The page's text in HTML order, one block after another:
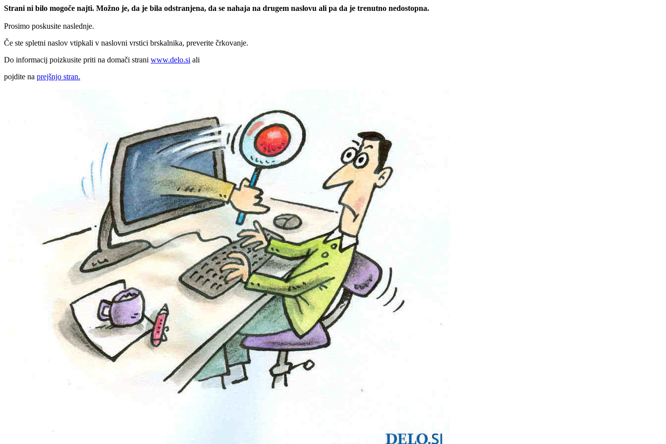
Strani ni bilo mogoče najti. Možno je, da je bila odstranjena, da se nahaja na drugem naslovu ali pa da je trenutno nedostopna.
Prosimo poskusite naslednje.
Če ste spletni naslov vtipkali v naslovni vrstici brskalnika, preverite črkovanje.
Do informacij poizkusite priti na domači strani www.delo.si ali
pojdite na prejšnjo stran.